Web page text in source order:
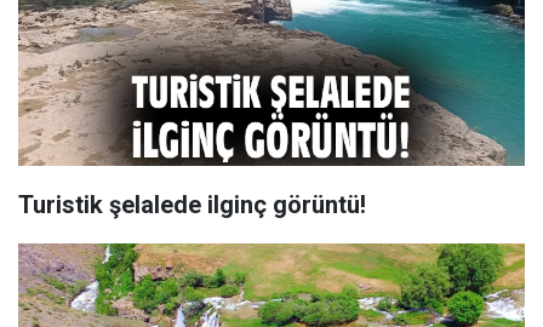
Turistik şelalede ilginç görüntü!